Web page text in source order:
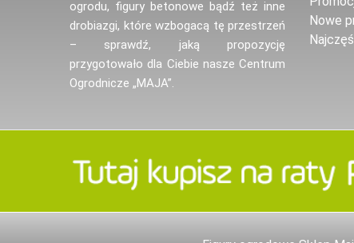
ogrodu, figury betonowe bądź też inne
drobiazgi, które wzbogacą tę przestrzeń
– sprawdź, jaką propozycję
przygotowało dla Ciebie nasze Centrum
Ogrodnicze „MAJA”.
Nowe